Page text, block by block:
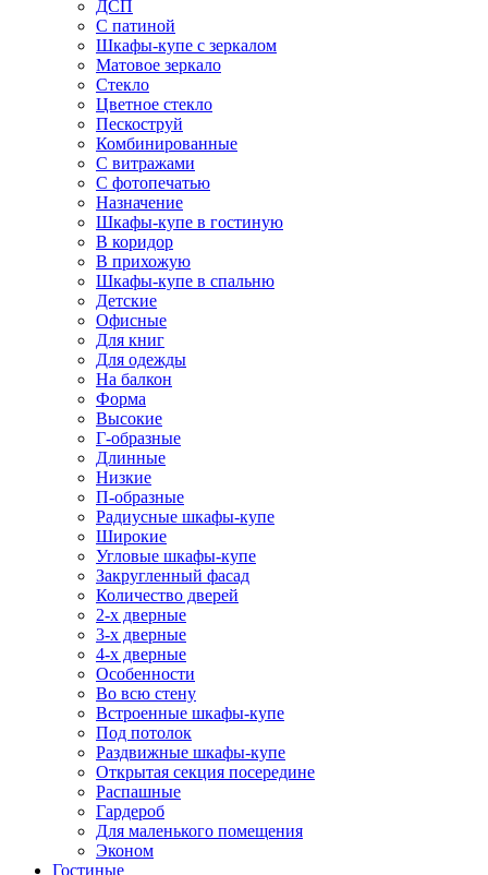
ДСП
С патиной
Шкафы-купе с зеркалом
Матовое зеркало
Стекло
Цветное стекло
Пескоструй
Комбинированные
С витражами
С фотопечатью
Назначение
Шкафы-купе в гостиную
В коридор
В прихожую
Шкафы-купе в спальню
Детские
Офисные
Для книг
Для одежды
На балкон
Форма
Высокие
Г-образные
Длинные
Низкие
П-образные
Радиусные шкафы-купе
Широкие
Угловые шкафы-купе
Закругленный фасад
Количество дверей
2-х дверные
3-х дверные
4-х дверные
Особенности
Во всю стену
Встроенные шкафы-купе
Под потолок
Раздвижные шкафы-купе
Открытая секция посередине
Распашные
Гардероб
Для маленького помещения
Эконом
Гостиные